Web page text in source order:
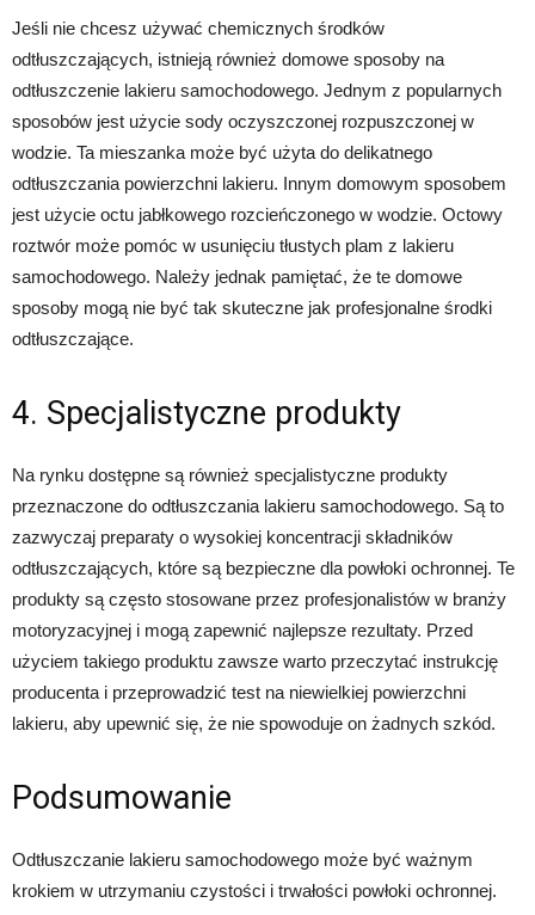
Jeśli nie chcesz używać chemicznych środków
odtłuszczających, istnieją również domowe sposoby na
odtłuszczenie lakieru samochodowego. Jednym z popularnych
sposobów jest użycie sody oczyszczonej rozpuszczonej w
wodzie. Ta mieszanka może być użyta do delikatnego
odtłuszczania powierzchni lakieru. Innym domowym sposobem
jest użycie octu jabłkowego rozcieńczonego w wodzie. Octowy
roztwór może pomóc w usunięciu tłustych plam z lakieru
samochodowego. Należy jednak pamiętać, że te domowe
sposoby mogą nie być tak skuteczne jak profesjonalne środki
odtłuszczające.
4. Specjalistyczne produkty
Na rynku dostępne są również specjalistyczne produkty
przeznaczone do odtłuszczania lakieru samochodowego. Są to
zazwyczaj preparaty o wysokiej koncentracji składników
odtłuszczających, które są bezpieczne dla powłoki ochronnej. Te
produkty są często stosowane przez profesjonalistów w branży
motoryzacyjnej i mogą zapewnić najlepsze rezultaty. Przed
użyciem takiego produktu zawsze warto przeczytać instrukcję
producenta i przeprowadzić test na niewielkiej powierzchni
lakieru, aby upewnić się, że nie spowoduje on żadnych szkód.
Podsumowanie
Odtłuszczanie lakieru samochodowego może być ważnym
krokiem w utrzymaniu czystości i trwałości powłoki ochronnej.